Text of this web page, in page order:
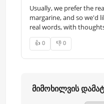
Usually, we prefer the
margarine, and so we'd
real words, with
👍 0 👎 0
მიმოხილვის